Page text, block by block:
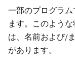
一部のプログラ
ます。このよう
は、名前および/
があります。